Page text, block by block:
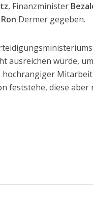
, Finanzminister
Ron Dermer gegeben.
ausreichen würde,
feststehe, diese aber